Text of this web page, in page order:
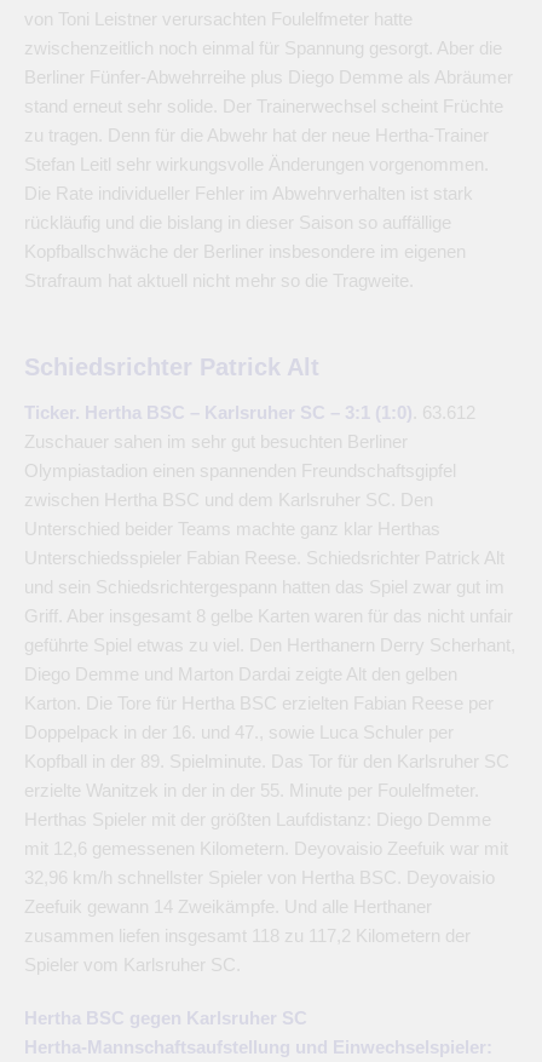
von Toni Leistner verursachten Foulelfmeter hatte
zwischenzeitlich noch einmal für Spannung gesorgt. Aber die
Berliner Fünfer-Abwehrreihe plus Diego Demme als Abräumer
stand erneut sehr solide. Der Trainerwechsel scheint Früchte
zu tragen. Denn für die Abwehr hat der neue Hertha-Trainer
Stefan Leitl sehr wirkungsvolle Änderungen vorgenommen.
Die Rate individueller Fehler im Abwehrverhalten ist stark
rückläufig und die bislang in dieser Saison so auffällige
Kopfballschwäche der Berliner insbesondere im eigenen
Strafraum hat aktuell nicht mehr so die Tragweite.
Schiedsrichter Patrick Alt
Ticker. Hertha BSC – Karlsruher SC – 3:1 (1:0) . 63.612
Zuschauer sahen im sehr gut besuchten Berliner
Olympiastadion einen spannenden Freundschaftsgipfel
zwischen Hertha BSC und dem Karlsruher SC. Den
Unterschied beider Teams machte ganz klar Herthas
Unterschiedsspieler Fabian Reese. Schiedsrichter Patrick Alt
und sein Schiedsrichtergespann hatten das Spiel zwar gut im
Griff. Aber insgesamt 8 gelbe Karten waren für das nicht unfair
geführte Spiel etwas zu viel. Den Herthanern Derry Scherhant,
Diego Demme und Marton Dardai zeigte Alt den gelben
Karton. Die Tore für Hertha BSC erzielten Fabian Reese per
Doppelpack in der 16. und 47., sowie Luca Schuler per
Kopfball in der 89. Spielminute. Das Tor für den Karlsruher SC
erzielte Wanitzek in der in der 55. Minute per Foulelfmeter.
Herthas Spieler mit der größten Laufdistanz: Diego Demme
mit 12,6 gemessenen Kilometern. Deyovaisio Zeefuik war mit
32,96 km/h schnellster Spieler von Hertha BSC. Deyovaisio
Zeefuik gewann 14 Zweikämpfe. Und alle Herthaner
zusammen liefen insgesamt 118 zu 117,2 Kilometern der
Spieler vom Karlsruher SC.
Hertha BSC gegen Karlsruher SC
Hertha-Mannschaftsaufstellung und Einwechselspieler: